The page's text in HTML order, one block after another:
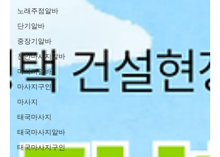
노래주점알바
단기알바
중장기알바
천안마사지알바
마사지알바
마사지구인
마사지
태국마사지
태국마사지알바
태국마사지구인